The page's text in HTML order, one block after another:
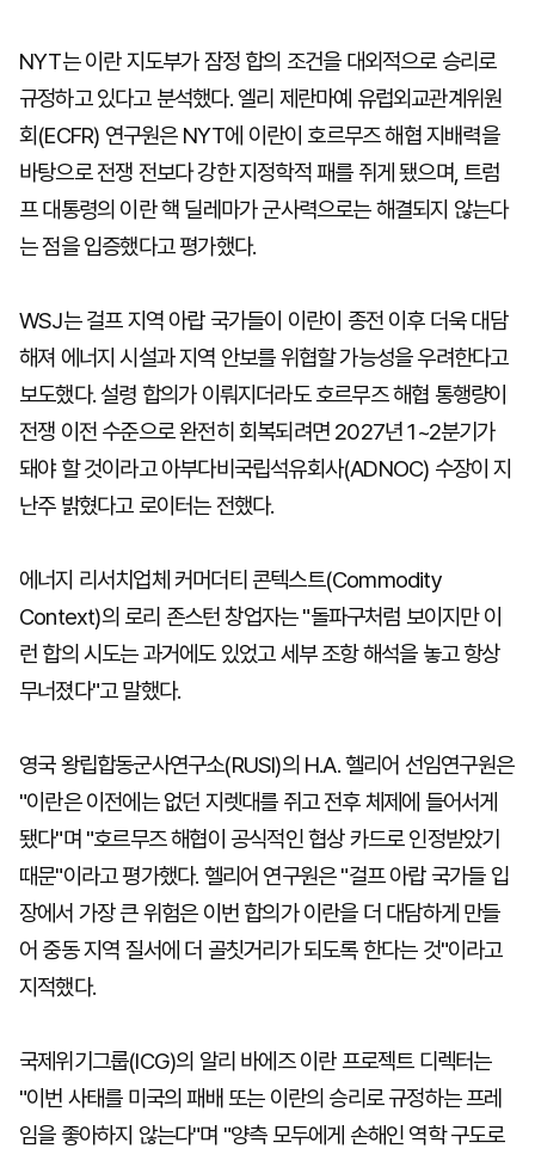
NYT는 이란 지도부가 잠정 합의 조건을 대외적으로 승리로
규정하고 있다고 분석했다. 엘리 제란마예 유럽외교관계위원
회(ECFR) 연구원은 NYT에 이란이 호르무즈 해협 지배력을
바탕으로 전쟁 전보다 강한 지정학적 패를 쥐게 됐으며, 트럼
프 대통령의 이란 핵 딜레마가 군사력으로는 해결되지 않는다
는 점을 입증했다고 평가했다.
WSJ는 걸프 지역 아랍 국가들이 이란이 종전 이후 더욱 대담
해져 에너지 시설과 지역 안보를 위협할 가능성을 우려한다고
보도했다. 설령 합의가 이뤄지더라도 호르무즈 해협 통행량이
전쟁 이전 수준으로 완전히 회복되려면 2027년 1~2분기가
돼야 할 것이라고 아부다비국립석유회사(ADNOC) 수장이 지
난주 밝혔다고 로이터는 전했다.
에너지 리서치업체 커머더티 콘텍스트(Commodity
Context)의 로리 존스턴 창업자는 "돌파구처럼 보이지만 이
런 합의 시도는 과거에도 있었고 세부 조항 해석을 놓고 항상
무너졌다"고 말했다.
영국 왕립합동군사연구소(RUSI)의 H.A. 헬리어 선임연구원은
"이란은 이전에는 없던 지렛대를 쥐고 전후 체제에 들어서게
됐다"며 "호르무즈 해협이 공식적인 협상 카드로 인정받았기
때문"이라고 평가했다. 헬리어 연구원은 "걸프 아랍 국가들 입
장에서 가장 큰 위험은 이번 합의가 이란을 더 대담하게 만들
어 중동 지역 질서에 더 골칫거리가 되도록 한다는 것"이라고
지적했다.
국제위기그룹(ICG)의 알리 바에즈 이란 프로젝트 디렉터는
"이번 사태를 미국의 패배 또는 이란의 승리로 규정하는 프레
임을 좋아하지 않는다"며 "양측 모두에게 손해인 역학 구도로